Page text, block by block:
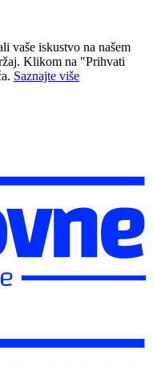
vaše iskustvo na našem
Klikom na "Prihvati
Saznajte više